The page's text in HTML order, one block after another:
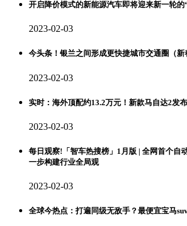
开启降价模式的新能源汽车即将迎来新一轮的
2023-02-03
今头条！银兰之间形成更快捷城市交通圈（新
2023-02-03
实时：海外顶配约13.2万元！新款马自达2发
2023-02-03
每日观察!「智车热搜榜」1月版 | 全网首个自
一步构建行业全局观
2023-02-03
全球今热点：打遍同级无敌手？最便宜宝马